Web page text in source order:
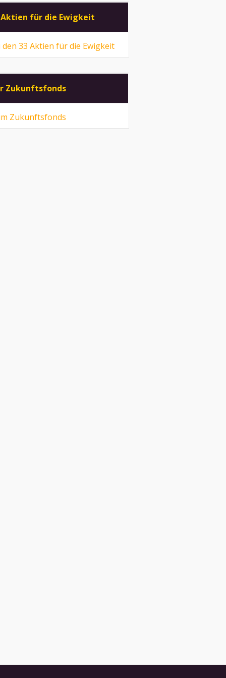
Aktien für die Ewigkeit
den 33 Aktien für die Ewigkeit
Zukunftsfonds
Zukunftsfonds